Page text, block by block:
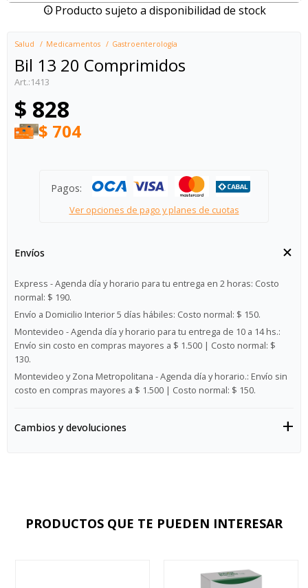
Producto sujeto a disponibilidad de stock
Salud Medicamentos Gastroenterología
Bil 13 20 Comprimidos
1413
$ 828
$ 704
Pagos:
Ver opciones de pago y planes de cuotas
Envíos
Express - Agenda día y horario para tu entrega en 2 horas: Costo
normal: $ 190.
Envío a Domicilio Interior 5 días hábiles: Costo normal: $ 150.
Montevideo - Agenda día y horario para tu entrega de 10 a 14 hs.:
Envío sin costo en compras mayores a $ 1.500 | Costo normal: $
130.
Montevideo y Zona Metropolitana - Agenda día y horario.: Envío sin
costo en compras mayores a $ 1.500 | Costo normal: $ 150.
Cambios y devoluciones
PRODUCTOS QUE TE PUEDEN INTERESAR